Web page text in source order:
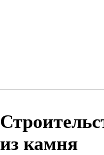
из камня